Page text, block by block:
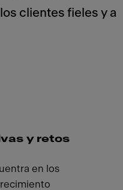
clientes fieles y a
y retos
en los